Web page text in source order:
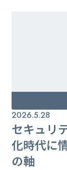
2026.5.28
セキュリ
化時代に
の軸